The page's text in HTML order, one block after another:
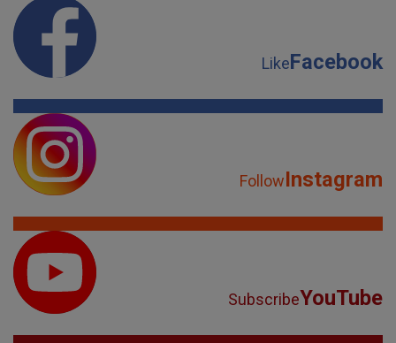
LikeFacebook
FollowInstagram
SubscribeYouTube